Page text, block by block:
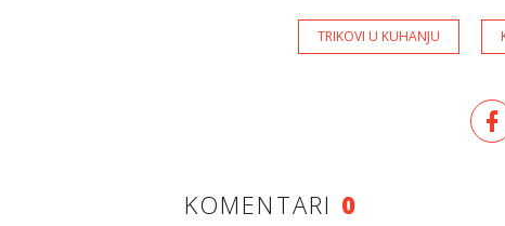
TRIKOVI U KUHANJU
KOMENTARI 0